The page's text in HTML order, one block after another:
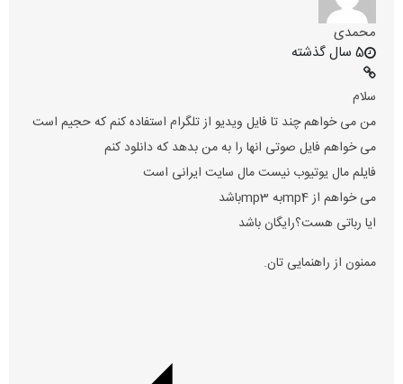
محمدی
5 سال گذشته
سلام
من می خواهم چند تا فایل ویدیو از تلگرام استفاده کنم که حجیم است
می خواهم فایل صوتی انها را به من بدهد که دانلود کنم
فایلم مال یوتیوب نیست مال سایت ایرانی است
می خواهم از mp4به mp3باشد
ایا رباتی هست؟رایگان باشد
ممنون از راهنمایی تان.